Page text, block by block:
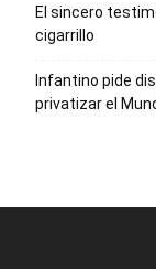
El sincero
cigarrillo
Infantino pide
privatizar el